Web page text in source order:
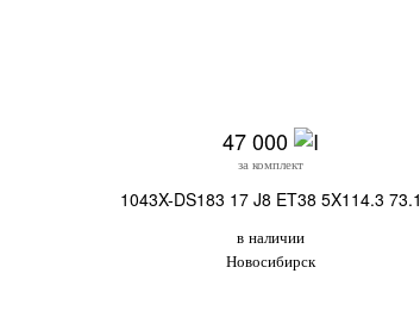
47 000
за комплект
1043X-DS183 17 J8 ET38 5X114.3 73.1
в наличии
Новосибирск